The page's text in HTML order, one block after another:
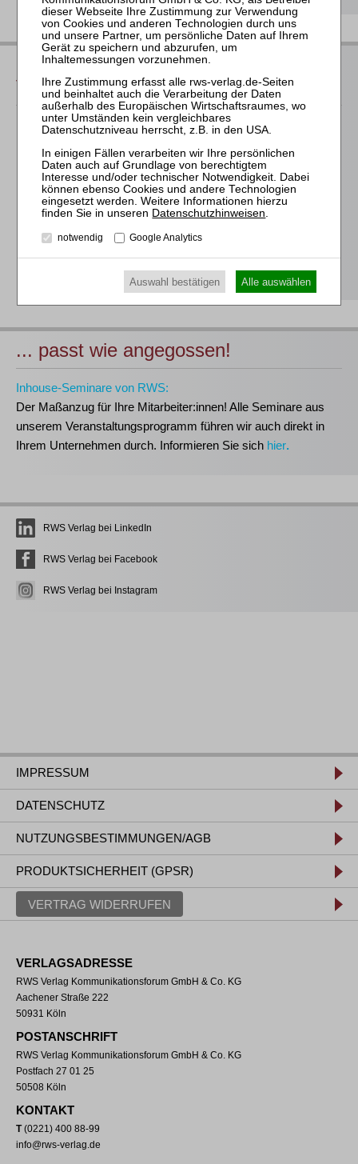
Das bieten Ihnen unsere
Veranstaltungen
Für alle Endgeräte kompatible und browserbasierte
Individuelle Assistenz bis zur Einwahl und Verbindung mit
unserem Online-Seminar
Hochwertige Unterlagen für die Teilnahme, ideal auch zum
späteren Nachschlagen
Erwerb des anerkanntenRWS-Zertifikats
Teilnahmebescheinigungen gemäßGOI, § 15 FAO und
... passt wie angegossen!
Inhouse-Seminare von RWS:
Der Maßanzug für Ihre Mitarbeiter:innen! Alle Seminare aus
unserem Veranstaltungsprogramm führen wir auch direkt in
Ihrem Unternehmen durch. Informieren Sie sich hier.
RWS Verlag bei LinkedIn
RWS Verlag bei Facebook
RWS Verlag bei Instagram
IMPRESSUM
DATENSCHUTZ
NUTZUNGSBESTIMMUNGEN/AGB
PRODUKTSICHERHEIT (GPSR)
VERTRAG WIDERRUFEN
VERLAGSADRESSE
RWS Verlag Kommunikationsforum GmbH & Co. KG
Aachener Straße 222
50931 Köln
POSTANSCHRIFT
RWS Verlag Kommunikationsforum GmbH & Co. KG
Postfach 27 01 25
50508 Köln
KONTAKT
T(0221) 400 88-99
info@rws-verlag.de
Datenschutzhinweisen
notwendig Google Analytics
Auswahl bestätigen Alle auswählen